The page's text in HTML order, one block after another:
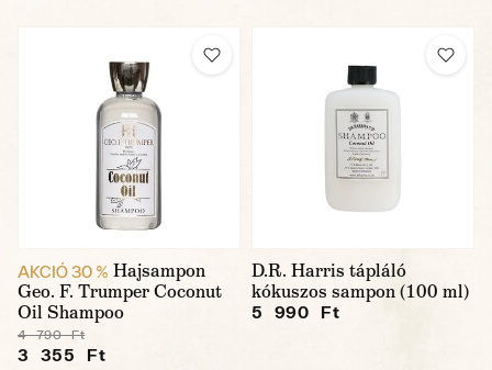
AKCIÓ 30 % Hajsampon
Geo. F. Trumper Coconut
Oil Shampoo
4 790 Ft
3 355 Ft
D.R. Harris tápláló
kókuszos sampon (100 ml)
5 990 Ft